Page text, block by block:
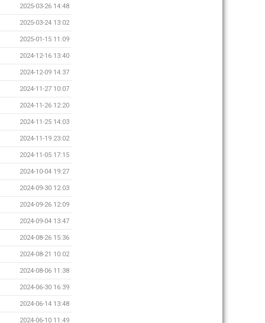
2025-03-26 14:48
2025-03-24 13:02
2025-01-15 11:09
2024-12-16 13:40
2024-12-09 14:37
2024-11-27 10:07
2024-11-26 12:20
2024-11-25 14:03
2024-11-19 23:02
2024-11-05 17:15
2024-10-04 19:27
2024-09-30 12:03
2024-09-26 12:09
2024-09-04 13:47
2024-08-26 15:36
2024-08-21 10:02
2024-08-06 11:38
2024-06-30 16:39
2024-06-14 13:48
2024-06-10 11:49